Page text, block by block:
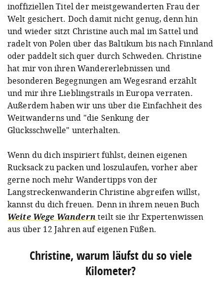
inoffiziellen Titel der meistgewanderten Frau der
Welt gesichert. Doch damit nicht genug, denn hin
und wieder sitzt Christine auch mal im Sattel und
radelt von Polen über das Baltikum bis nach Finnland
oder paddelt sich quer durch Schweden. Christine
hat mir von ihren Wandererlebnissen und
besonderen Begegnungen am Wegesrand erzählt
und mir ihre Lieblingstrails in Europa verraten.
Außerdem haben wir uns über die Einfachheit des
Weitwanderns und "die Senkung der
Glücksschwelle" unterhalten.
Wenn du dich inspiriert fühlst, deinen eigenen
Rucksack zu packen und loszulaufen, vorher aber
gerne noch mehr Wandertipps von der
Langstreckenwanderin Christine abgreifen willst,
kannst du dich freuen. Denn in ihrem neuen Buch
Weite Wege Wandernteilt sie ihr Expertenwissen
aus über 12 Jahren auf eigenen Füßen.
Christine, warum läufst du so viele
Kilometer?